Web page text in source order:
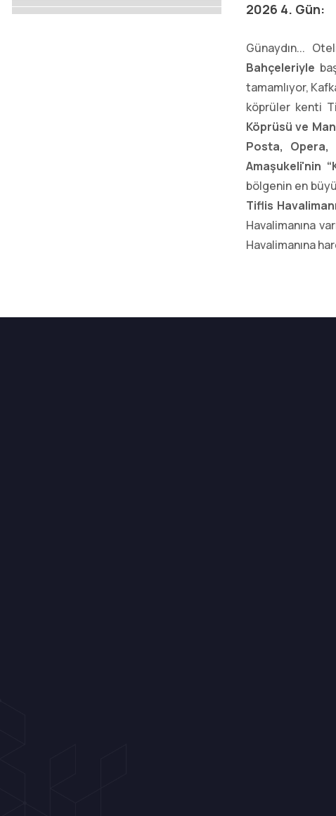
2026 4. Gün:
Günaydın...
Bahçeleriyle
tamamlıyor,
köprüler kenti
Köprüsü ve
Posta, Opera,
Amaşukeli'nin
bölgenin en
Tiflis
Havalimanına
Havalimanına